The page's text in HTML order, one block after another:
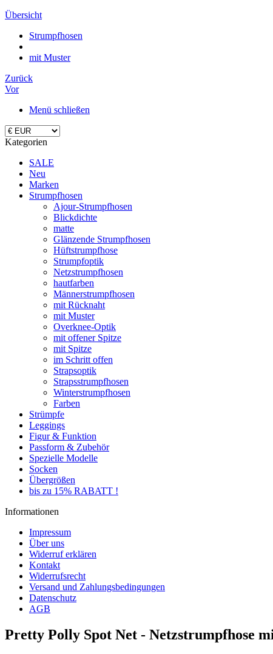
Übersicht
Strumpfhosen
mit Muster
Zurück
Vor
Menü schließen
Kategorien
SALE
Neu
Marken
Strumpfhosen
Ajour-Strumpfhosen
Blickdichte
matte
Glänzende Strumpfhosen
Hüftstrumpfhose
Strumpfoptik
Netzstrumpfhosen
hautfarben
Männerstrumpfhosen
mit Rücknaht
mit Muster
Overknee-Optik
mit offener Spitze
mit Spitze
im Schritt offen
Strapsoptik
Strapsstrumpfhosen
Winterstrumpfhosen
Farben
Strümpfe
Leggings
Figur & Funktion
Passform & Zubehör
Spezielle Modelle
Socken
Übergrößen
bis zu 15% RABATT !
Informationen
Impressum
Über uns
Widerruf erklären
Kontakt
Widerrufsrecht
Versand und Zahlungsbedingungen
Datenschutz
AGB
Pretty Polly Spot Net - Netzstrumpfhose